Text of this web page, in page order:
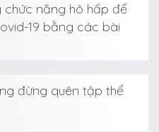
năng hô hấp để
19 bằng các bài
đừng quên tập thể